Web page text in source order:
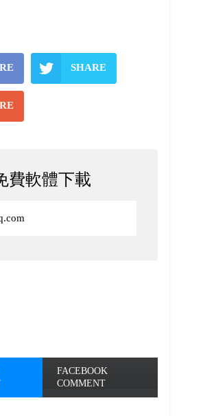
SHARE
費軟體下載
FACEBOOK
COMMENT